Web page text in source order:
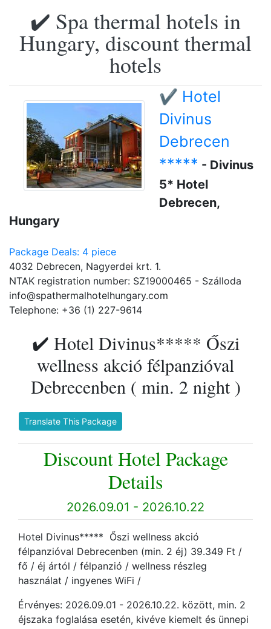
✔️ Spa thermal hotels in
Hungary, discount thermal
hotels
✔️ Hotel
Divinus
Debrecen
***** - Divinus
5* Hotel
Debrecen,
Hungary
Package Deals: 4 piece
4032 Debrecen, Nagyerdei krt. 1.
NTAK registration number: SZ19000465 - Szálloda
info@spathermalhotelhungary.com
Telephone: +36 (1) 227-9614
✔️ Hotel Divinus***** Őszi
wellness akció félpanzióval
Debrecenben ( min. 2 night )
Translate This Package
Discount Hotel Package
Details
2026.09.01 - 2026.10.22
Hotel Divinus***** Őszi wellness akció
félpanzióval Debrecenben (min. 2 éj) 39.349 Ft /
fő / éj ártól / félpanzió / wellness részleg
használat / ingyenes WiFi /
Érvényes: 2026.09.01 - 2026.10.22. között, min. 2
éjszaka foglalása esetén, kivéve kiemelt és ünnepi